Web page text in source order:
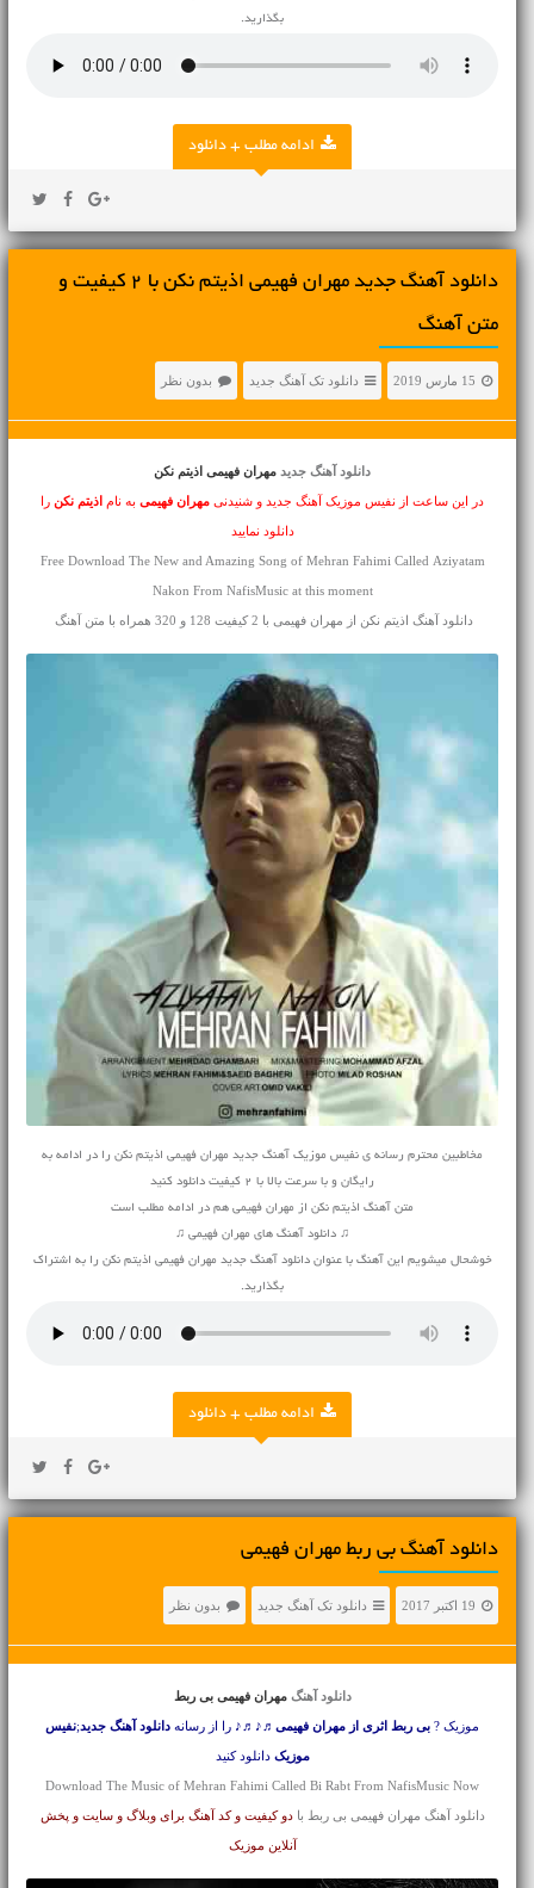
بگذارید.
ادامه مطلب + دانلود
دانلود آهنگ جديد مهران فهیمی اذیتم نکن با 2 کیفیت و
متن آهنگ
15 مارس 2019 دانلود تک آهنگ جدید بدون نظر
دانلود آهنگ جدید مهران فهیمی اذیتم نکن
در این ساعت از نفیس موزیک آهنگ جدید و شنیدنی مهران فهیمیبه نام اذیتم نکن را
دانلود نمایید
Free Download The New and Amazing Song of Mehran Fahimi Called Aziyatam
Nakon From NafisMusic at this moment
دانلود آهنگ اذیتم نکن از مهران فهیمی با 2 کیفیت 128 و 320 همراه با متن آهنگ
مخاطبین محترم رسانه ی نفیس موزیک آهنگ جدید مهران فهیمی اذیتم نکن را در ادامه به
رایگان و با سرعت بالا با 2 کیفیت دانلود کنید
متن آهنگ اذیتم نکن از مهران فهیمی هم در ادامه مطلب است
♫ دانلود آهنگ های مهران فهیمی ♫
خوشحال میشویم این آهنگ با عنوان دانلود آهنگ جدید مهران فهیمی اذیتم نکن را به اشتراک
بگذارید.
ادامه مطلب + دانلود
دانلود آهنگ بی ربط مهران فهیمی
19 اکتبر 2017 دانلود تک آهنگ جدید بدون نظر
دانلود آهنگ مهران فهیمی بی ربط
موزیک ? بی ربط اثری از مهران فهیمی♬♪♬♪ را از رسانه دانلود آهنگ جدید;نفیس
موزیک دانلود کنید
Download The Music of Mehran Fahimi Called Bi Rabt From NafisMusic Now
دانلود آهنگ مهران فهیمی بی ربط بادو کیفیت و کد آهنگ برای وبلاگ و سایت و پخش
آنلاین موزیک